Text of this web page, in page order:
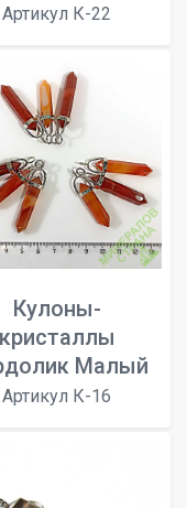
Артикул К-22
Кулоны-
кристаллы
Малый
Артикул К-16